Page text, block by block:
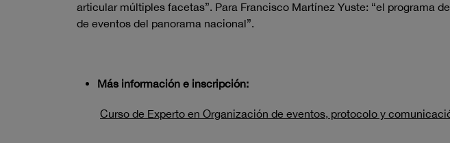
articular múltiples facetas”. Para Francisco Martínez Yuste: “el programa
de eventos del panorama nacional”.
Más información e inscripción:
Curso de Experto en Organización de eventos, protocolo y